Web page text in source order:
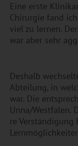
Eine erste
Chir­ur­gie fand
viel zu ler­nen.
war aber sehr
Des­halb
Ab­tei­lung, in
war. Die
Unna/West­fa­len.
re Ver­stän­di­gung